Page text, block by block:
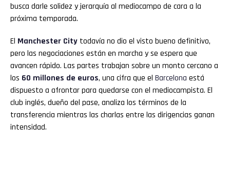
busca darle solidez y jerarquía al mediocampo de cara a la
próxima temporada.
El Manchester City todavía no dio el visto bueno definitivo,
pero las negociaciones están en marcha y se espera que
avancen rápido. Las partes trabajan sobre un monto cercano a
los 60 millones de euros, una cifra que el Barcelona está
dispuesto a afrontar para quedarse con el mediocampista. El
club inglés, dueño del pase, analiza los términos de la
transferencia mientras las charlas entre las dirigencias ganan
intensidad.